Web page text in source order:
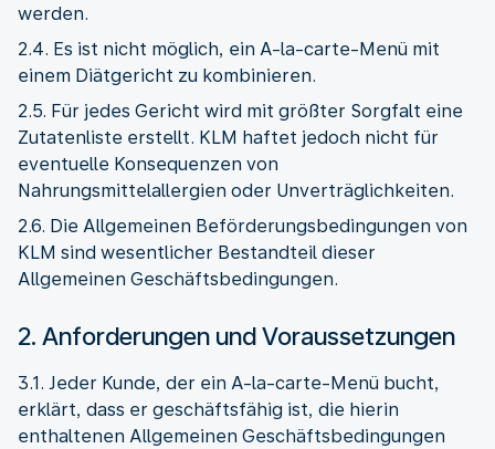
werden.
2.4. Es ist nicht möglich, ein A-la-carte-Menü mit
einem Diätgericht zu kombinieren.
2.5. Für jedes Gericht wird mit größter Sorgfalt eine
Zutatenliste erstellt. KLM haftet jedoch nicht für
eventuelle Konsequenzen von
Nahrungsmittelallergien oder Unverträglichkeiten.
2.6. Die Allgemeinen Beförderungsbedingungen von
KLM sind wesentlicher Bestandteil dieser
Allgemeinen Geschäftsbedingungen.
2. Anforderungen und Voraussetzungen
3.1. Jeder Kunde, der ein A-la-carte-Menü bucht,
erklärt, dass er geschäftsfähig ist, die hierin
enthaltenen Allgemeinen Geschäftsbedingungen